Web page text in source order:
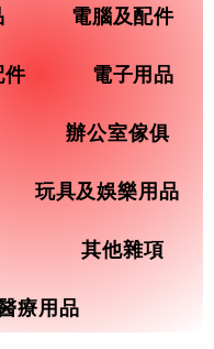
電腦及配件
件 電子用品
辦公室傢俱
玩具及娛樂用品
其他雜項
療用品